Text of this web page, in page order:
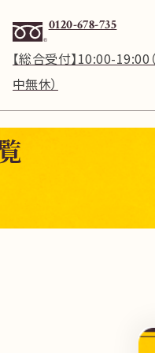
0120-678-735
【総合受付】10:00-19:00
中無休）